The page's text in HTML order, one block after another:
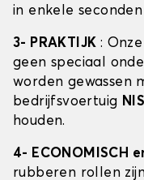
in enkele
3- PRAKTIJK :
geen speciaal
worden gewassen
bedrijfsvoertuig
houden.
4- ECONOMISCH
rubberen rollen